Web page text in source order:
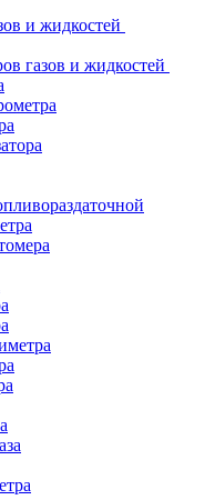
и жидкостей
газов и жидкостей